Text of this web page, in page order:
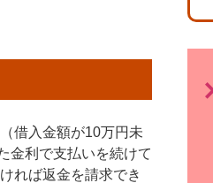
借入金額が10万円未
金利で支払いを続けて
れば返金を請求でき